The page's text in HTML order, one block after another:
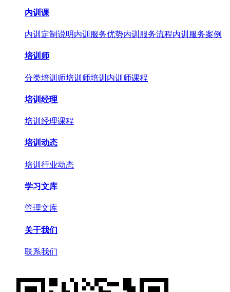
内训课
内训定制说明内训服务优势内训服务流程内训服务案例
培训师
分类培训师培训师培训 内训师课程
培训经理
培训经理课程
培训动态
培训行业动态
学习文库
管理文库
关于我们
联系我们